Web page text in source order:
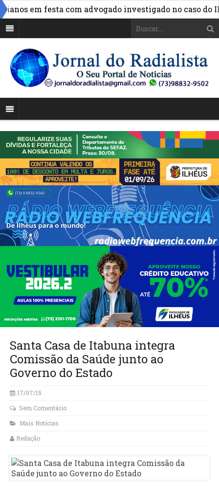
em festa com advogado investigado no caso do INSS
Santa Casa de Itabuna integra
Comissão da Saúde junto ao
17/07/15
Sem Comentário
Mais Notícias
Redação